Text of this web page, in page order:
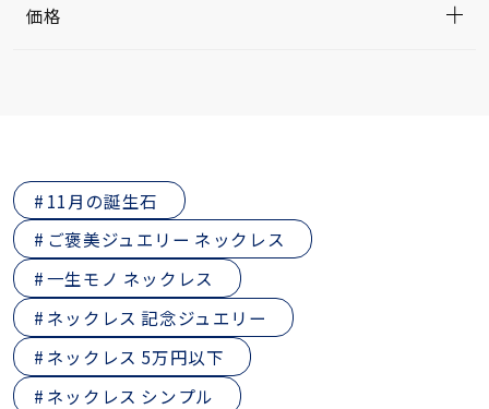
価格
11月の誕生石
ご褒美ジュエリー ネックレス
一生モノ ネックレス
ネックレス 記念ジュエリー
ネックレス 5万円以下
ネックレス シンプル